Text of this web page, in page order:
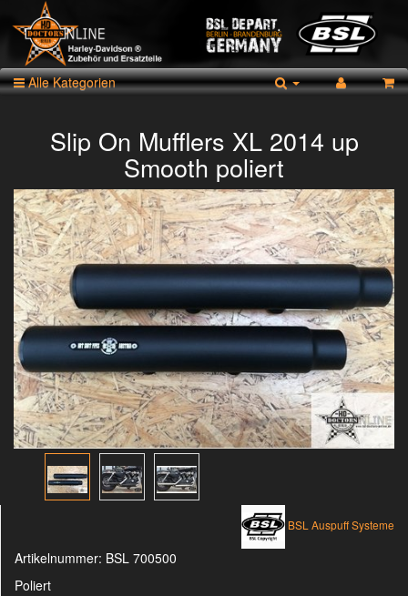
Alle Kategorien
Slip On Mufflers XL 2014 up
Smooth poliert
BSL Auspuff Systeme
Artikelnummer: BSL 700500
Poliert